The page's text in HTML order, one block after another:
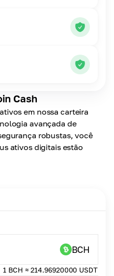
Cash
em nossa carteira
avançada de
robustas, você
ativos digitais estão
BCH
1 BCH ≈ 214.96920000 USDT